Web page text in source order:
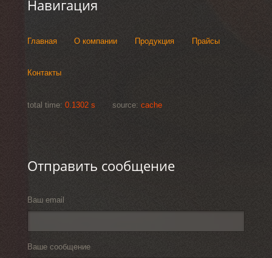
Навигация
Главная О компании Продукция Прайсы
Контакты
total time: 0.1302 s source:cache
Отправить сообщение
Ваш email
Ваше сообщение